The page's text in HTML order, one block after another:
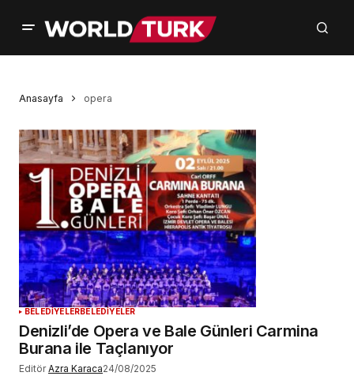
Anasayfa opera
BELEDİYELERBELEDİYELER
Denizli’de Opera ve Bale Günleri Carmina
Burana ile Taçlanıyor
Editör Azra Karaca24/08/2025